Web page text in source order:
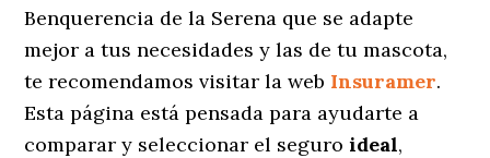
Benquerencia de la Serena que se adapte
mejor a tus necesidades y las de tu mascota,
te recomendamos visitar la web Insuramer.
Esta página está pensada para ayudarte a
comparar y seleccionar el seguroideal,